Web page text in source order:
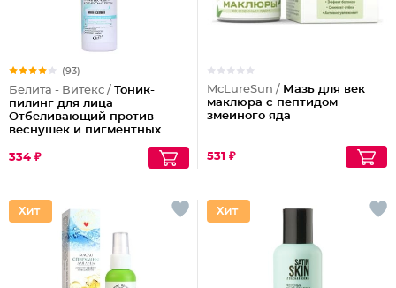
(93)
Белита - Витекс / Тоник-
пилинг для лица
Отбеливающий против
веснушек и пигментных
334 ₽
McLureSun / Мазь для век
маклюра с пептидом
змеиного яда
531 ₽